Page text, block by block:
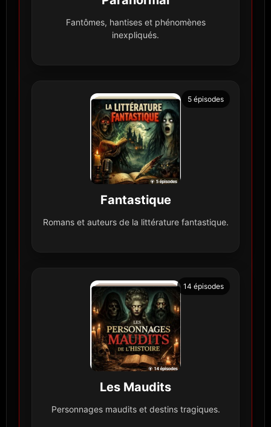
Fantômes, hantises et phénomènes
inexpliqués.
5 épisodes
Fantastique
Romans et auteurs de la littérature fantastique.
14 épisodes
Les Maudits
Personnages maudits et destins tragiques.